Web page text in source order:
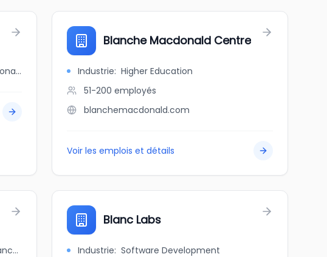
linkedin.com/company/blanche-macdonald-centre
Blanche Macdonald Centre
Industrie: Higher Education
51-200 employés
blanchemacdonald.com
Voir les emplois et détails
jobbank.gc.ca/browsejobs/employer/blanchfield+roofing+co.+ltd./ca
Blanc Labs
Industrie: Software Development